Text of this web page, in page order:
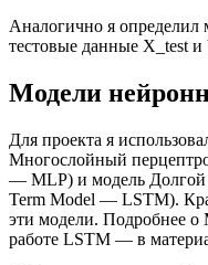
Аналогично я определил
тестовые данные X_test и
Модели
Для проекта я
Многослойный
— MLP) и модель Долгой
Term Model — LSTM).
эти модели. Подробнее о
работе LSTM — в